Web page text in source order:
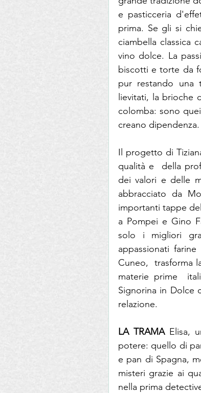
e pasticceria
prima. Se gli si
ciambella classica
vino dolce. La
biscotti e torte da
pur restando una
lievitati, la
colomba: sono
creano dipendenza.
Il progetto di
qualità e  della
dei valori e delle
abbracciato da
importanti tappe
a Pompei e Gino
solo i migliori
appassionati
Cuneo,  trasforma
materie prime
Signorina in Dolce
relazione.
LA TRAMA Elisa,
potere: quello di
e pan di Spagna,
misteri grazie ai
nella prima